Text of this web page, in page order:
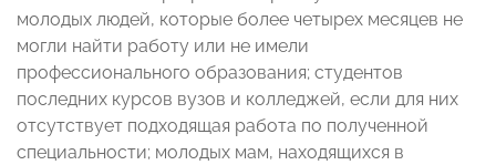
молодых людей, которые более четырех месяцев не
могли найти работу или не имели
профессионального образования; студентов
последних курсов вузов и колледжей, если для них
отсутствует подходящая работа по полученной
специальности; молодых мам, находящихся в